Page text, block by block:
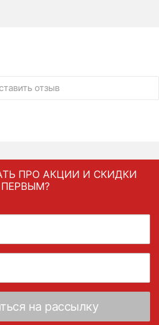
отзыв
отзыва. Вы можете стать
ПРО АКЦИИ И СКИДКИ
ПЕРВЫМ?